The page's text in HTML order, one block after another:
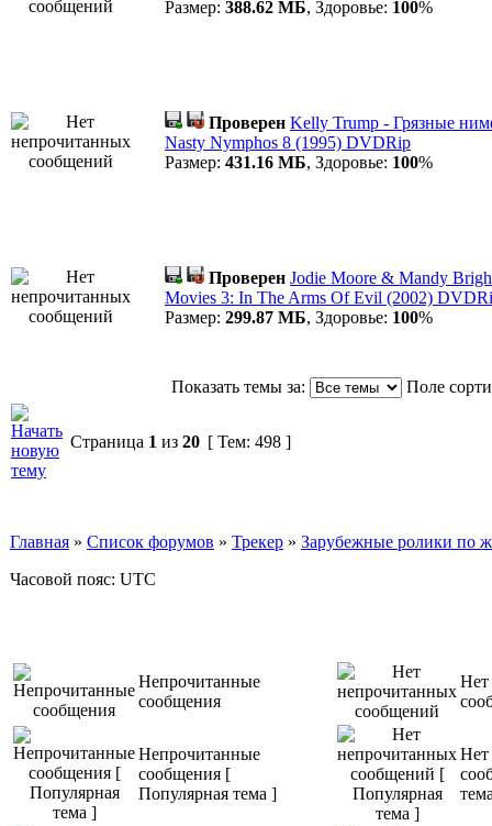
Размер: 388.62 МБ, Здоровье: 100%
Проверен Kelly Trump - Грязные
Nasty Nymphos 8 (1995) DVDRip
Размер: 431.16 МБ, Здоровье: 100%
Проверен Jodie Moore & Mandy
Movies 3: In The Arms Of Evil (2002)
Размер: 299.87 МБ, Здоровье: 100%
Показать темы за: Поле
Страница 1 из 20 [ Тем: 498 ]
Главная » Список форумов » Трекер » Зарубежные ролики по
Часовой пояс: UTC
Непрочитанные
сообщения
Нет
Непрочитанные
сообщения [
Популярная тема ]
Нет